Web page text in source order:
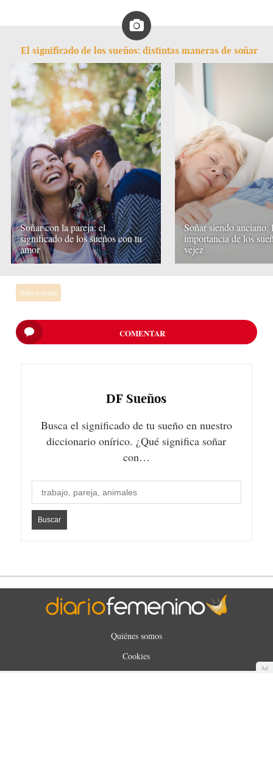
El significado de los sueños: distintas maneras de soñar
Soñar con la pareja: el
significado de los sueños con tu
amor
Soñar siendo anciano:
importancia de los
vejez
Autoestima
COMENTAR
DF Sueños
Busca el significado de tu sueño en nuestro
diccionario onírico. ¿Qué significa soñar
con…
Ad
Quiénes somos
Cookies